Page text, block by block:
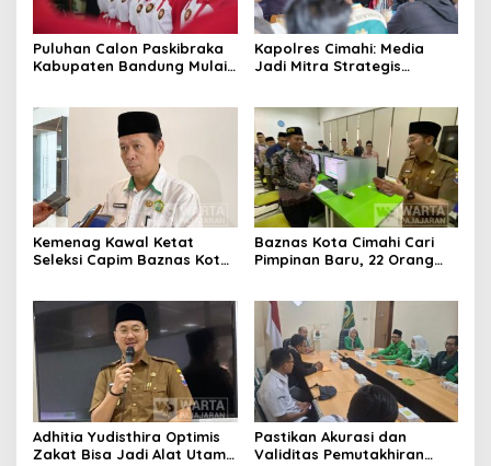
Puluhan Calon Paskibraka
Kabupaten Bandung Mulai
Kapolres Cimahi: Media
Jadi Mitra Strategis
Kemenag Kawal Ketat
Seleksi Capim Baznas Kota
Berintegritas
Baznas Kota Cimahi Cari
Pimpinan Baru, 22 Orang
Adhitia Yudisthira Optimis
Zakat Bisa Jadi Alat Utama
Pastikan Akurasi dan
Validitas Pemutakhiran